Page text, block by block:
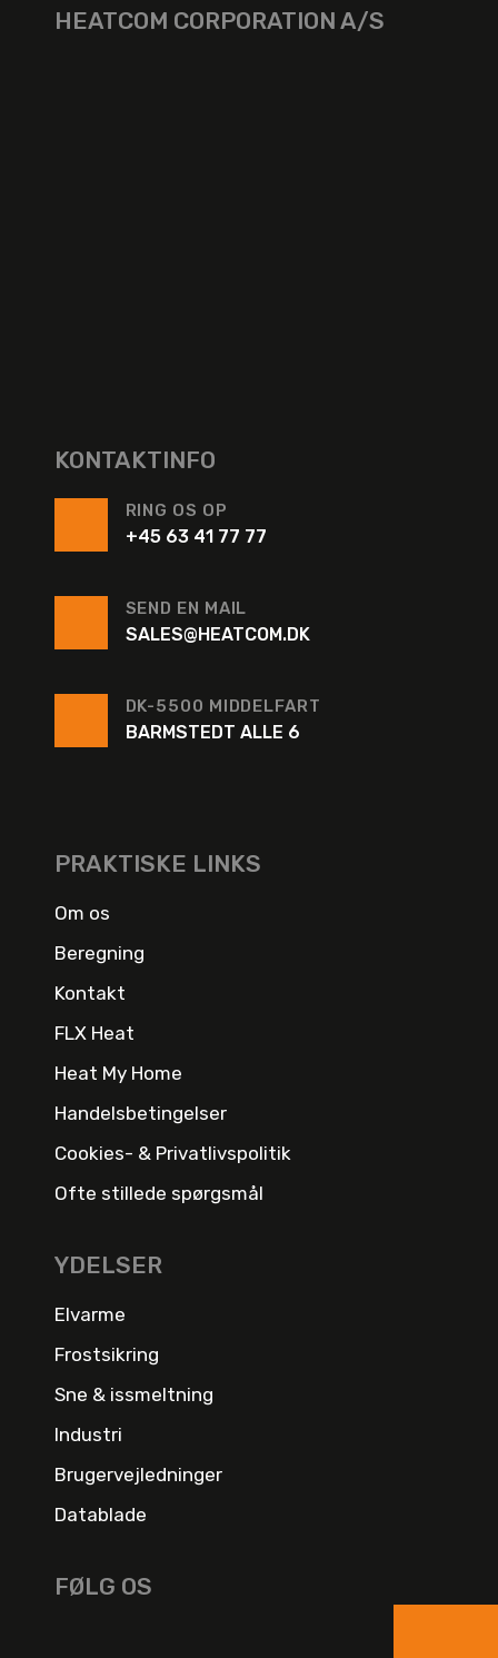
HEATCOM CORPORATION A/S
KONTAKTINFO
RING OS OP
+45 63 41 77 77
SEND EN MAIL
SALES@HEATCOM.DK
DK-5500 MIDDELFART
BARMSTEDT ALLE 6
PRAKTISKE LINKS
Om os
Beregning
Kontakt
FLX Heat
Heat My Home
Handelsbetingelser
Cookies- & Privatlivspolitik
Ofte stillede spørgsmål
YDELSER
Elvarme
Frostsikring
Sne & issmeltning
Industri
Brugervejledninger
Datablade
FØLG OS